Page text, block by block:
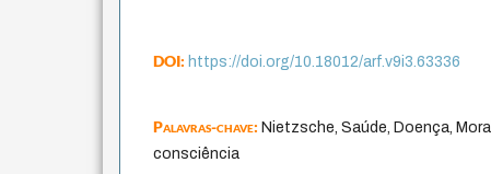
DOI:https://doi.org/10.18012/arf.v9i3.63336
Palavras-chave:Nietzsche, Saúde, Doença,
consciência